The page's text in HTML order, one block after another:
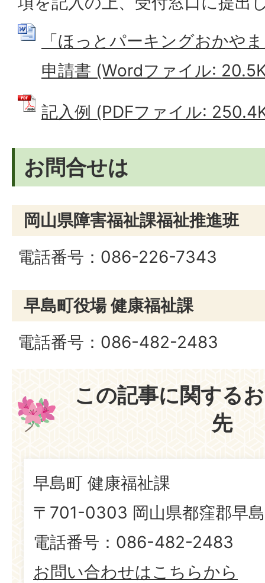
「ほっとパーキングおかや
申請書 (Wordファイル:
記入例 (PDFファイル:
お問合せは
岡山県障害福祉課福祉推進班
電話番号：086-226-7343
早島町役場 健康福祉課
電話番号：086-482-2483
この記事に関する
先
早島町 健康福祉課
〒701-0303 岡山県都窪郡早
電話番号：086-482-2483
お問い合わせはこちらから